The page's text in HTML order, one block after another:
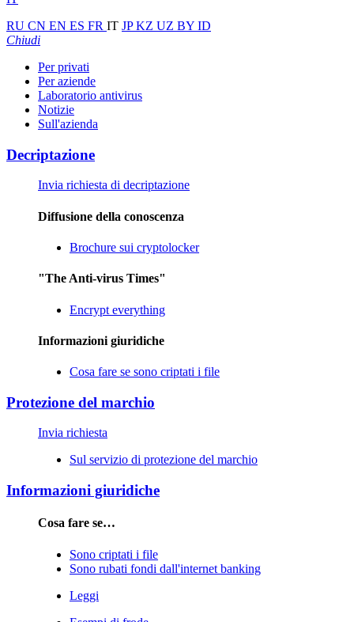
RU CN EN ES FR IT JPKZ UZ BY ID
Chiudi
Per privati
Per aziende
Laboratorio antivirus
Notizie
Sull'azienda
Decriptazione
Invia richiesta di decriptazione
Diffusione della conoscenza
Brochure sui cryptolocker
"The Anti-virus Times"
Encrypt everything
Informazioni giuridiche
Cosa fare se sono criptati i file
Protezione del marchio
Invia richiesta
Sul servizio di protezione del marchio
Informazioni giuridiche
Cosa fare se…
Sono criptati i file
Sono rubati fondi dall'internet banking
Leggi